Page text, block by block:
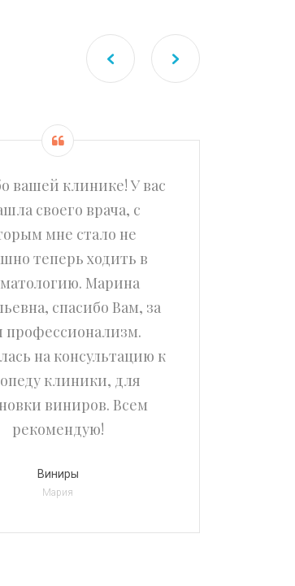
вашей клинике! У вас
своего врача, с
мне стало не
теперь ходить в
Марина
спасибо Вам, за
профессионализм.
на консультацию к
клиники, для
виниров. Всем
рекомендую!
Виниры
Мария